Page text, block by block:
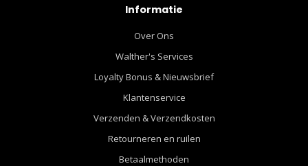
Informatie
Over Ons
Walther's Services
Loyalty Bonus & Nieuwsbrief
Klantenservice
Verzenden & Verzendkosten
Retourneren en ruilen
Betaalmethoden